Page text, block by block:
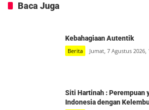
Baca Juga
Kebahagiaan Autentik
Berita Jumat, 7 Agustus 2026,
Siti Hartinah : Perempuan
Indonesia dengan